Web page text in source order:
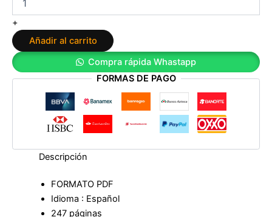
rebanadas
de
Andrés
Lomeña
cantidad
+
Añadir al carrito
Compra rápida Whastapp
FORMAS DE PAGO
Descripción
FORMATO PDF
Idioma : Español
247 páginas